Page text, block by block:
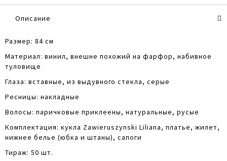
Описание
Размер: 84 см
Материал: винил, внешне похожий на фарфор, набивное
туловище
Глаза: вставные, из выдувного стекла, серые
Ресницы: накладные
Волосы: паричковые приклеены, натуральные, русые
Комплектация: кукла Zawieruszynski Liliana, платье, жилет,
нижнее белье (юбка и штаны), сапоги
Тираж: 50 шт.